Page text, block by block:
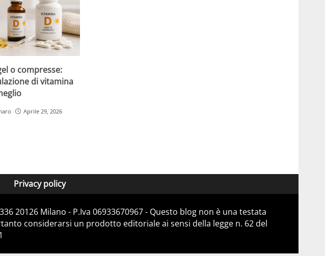
o compresse:
di vitamina
Aprile 29, 2026
Privacy policy
20126 Milano - P.Iva 06933670967 - Questo blog non è una testata
considerarsi un prodotto editoriale ai sensi della legge n. 62 del